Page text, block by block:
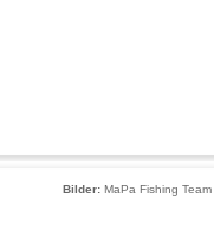
Bilder: MaPa Fishing